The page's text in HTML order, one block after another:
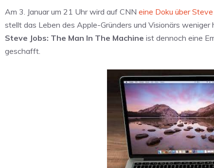
Am 3. Januar um 21 Uhr wird auf CNN eine Doku über
stellt das Leben des Apple-Gründers und Visionärs weniger
Steve Jobs: The Man In The Machine ist dennoch eine
geschafft.